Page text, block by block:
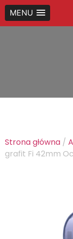
MENU
Strona główna /
grafit Fi 42mm